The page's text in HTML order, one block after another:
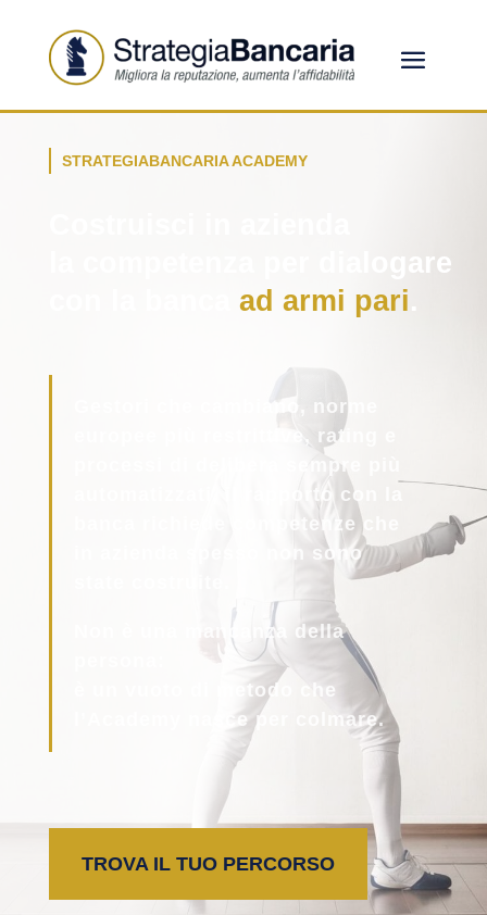
STRATEGIABANCARIA ACADEMY
la competenza per dialogare
ad armi pari
Gestori che cambiano, norme
europee più restrittive, rating e
processi di delibera sempre più
automatizzati, il rapporto con la
banca richiede competenze che
in azienda spesso non sono
Non è una mancanza della
è un vuoto di metodo che
l’Academy nasce per colmare.
TROVA IL TUO PERCORSO